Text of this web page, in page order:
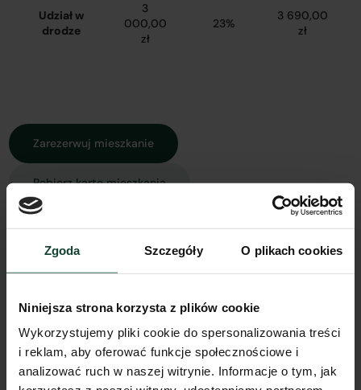
Zgoda Szczegóły O plikach cookies
Niniejsza strona korzysta z plików cookie
Wykorzystujemy pliki cookie do spersonalizowania treści
i reklam, aby oferować funkcje społecznościowe i
analizować ruch w naszej witrynie. Informacje o tym, jak
Spacer 3D Model 3D
Inne koszty związane z zakupem mieszkania:
Udział w
drodze
3
000,00
zł
23%
3 690,00
zł
Zarezerwuj mieszkanie
Pobierz kartę mieszkania